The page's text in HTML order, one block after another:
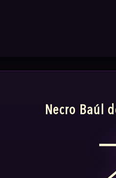
Necro Baúl